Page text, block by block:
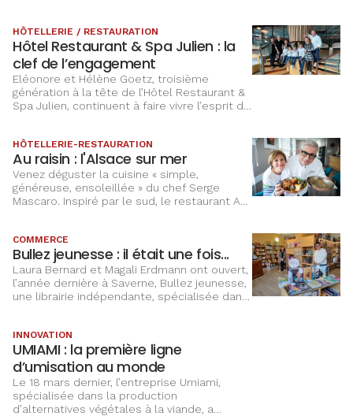
emblématiques du Grand Est.
HÔTELLERIE / RESTAURATION
Hôtel Restaurant & Spa Julien : la
clef de l’engagement
Eléonore et Hélène Goetz, troisième
génération à la tête de l’Hôtel Restaurant &
Spa Julien, continuent à faire vivre l’esprit de
leurs clients.
HÔTELLERIE-RESTAURATION
Au raisin : l'Alsace sur mer
Venez déguster la cuisine « simple,
généreuse, ensoleillée » du chef Serge
Mascaro. Inspiré par le sud, le restaurant Au
COMMERCE
Bullez jeunesse : il était une fois...
Laura Bernard et Magali Erdmann ont ouvert,
l’année dernière à Saverne, Bullez jeunesse,
une librairie indépendante, spécialisée dans
INNOVATION
UMIAMI : la première ligne
d’umisation au monde
Le 18 mars dernier, l’entreprise Umiami,
spécialisée dans la production
d’alternatives végétales à la viande, a